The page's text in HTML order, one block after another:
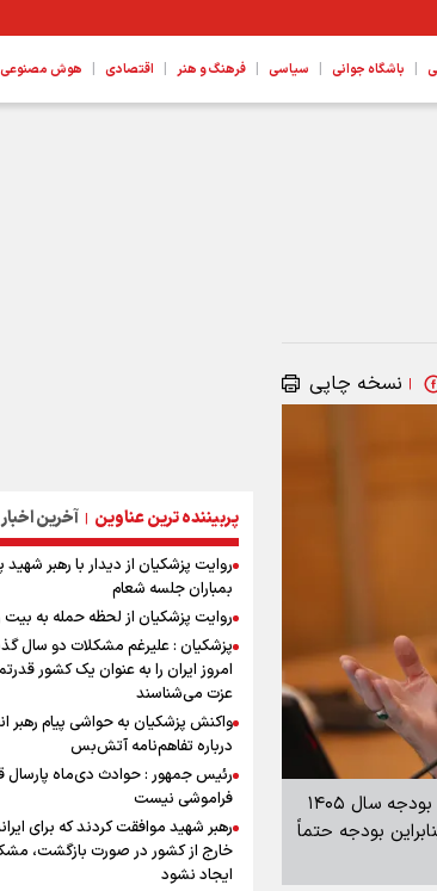
| باشگاه جوانی | سیاسی | فرهنگ و هنر | اقتصادی | هوش مصنوعی،
| نسخه چاپی
برنا - گروه سیاسی: سخنگوی فراکسیون مستقلین ولایی مجلس گفت: بودجه سال ۱۴۰۵
بودجه حتماً
پربیننده ترین عناوین | آخرین اخبار
روایت پزشکیان از دیدار با رهبر
بمباران جلسه شعام
روایت پزشکیان از لحظه حمله به بیت
پزشکیان : علیرغم مشکلات دو سال
امروز ایران را به عنوان یک کشور
عزت می‌شناسند
واکنش پزشکیان به حواشی پیام رهبر
درباره تفاهم‌نامه آتش‌بس
رئیس جمهور : حوادث دی‌ماه پارسال
فراموشی نیست
رهبر شهید موافقت کردند که برای
خارج از کشور در صورت بازگشت،
ایجاد نشود